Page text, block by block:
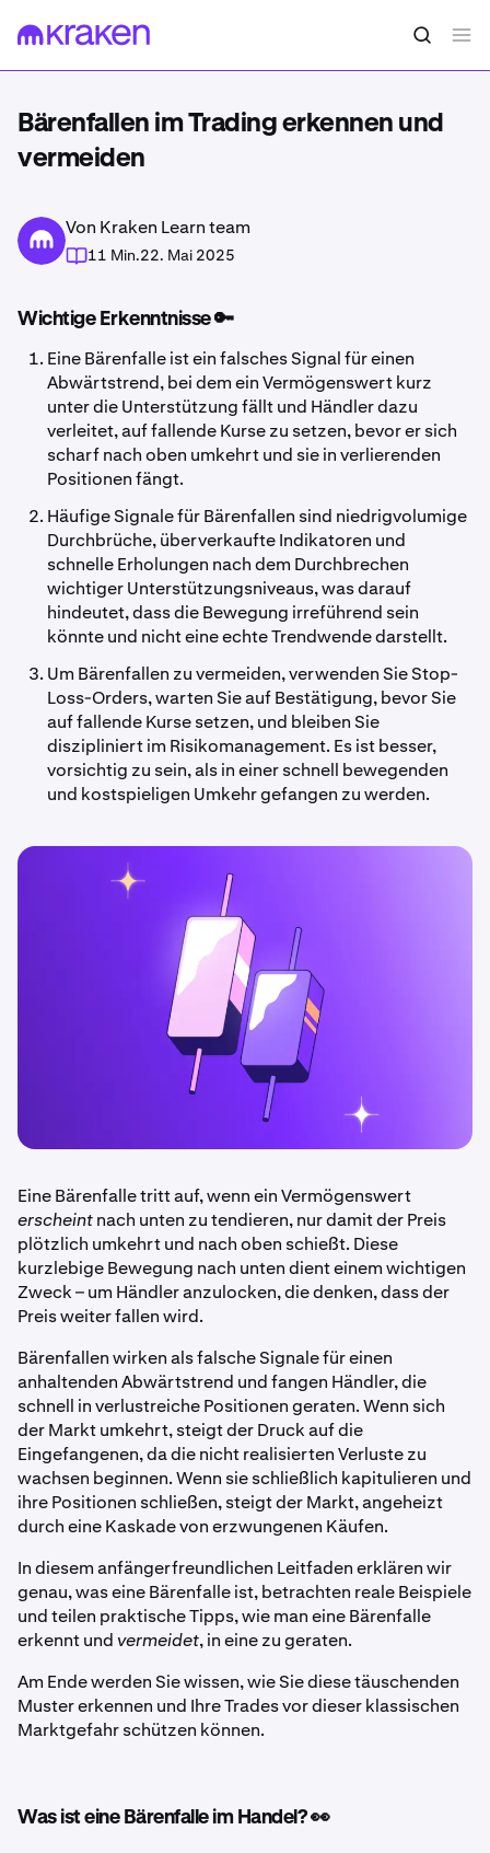
Bärenfallen im Trading erkennen und
vermeiden
Von Kraken Learn team
11 Min.22. Mai 2025
Wichtige Erkenntnisse 🔑
Eine Bärenfalle ist ein falsches Signal für einen
Abwärtstrend, bei dem ein Vermögenswert kurz
unter die Unterstützung fällt und Händler dazu
verleitet, auf fallende Kurse zu setzen, bevor er sich
scharf nach oben umkehrt und sie in verlierenden
Positionen fängt.
Häufige Signale für Bärenfallen sind niedrigvolumige
Durchbrüche, überverkaufte Indikatoren und
schnelle Erholungen nach dem Durchbrechen
wichtiger Unterstützungsniveaus, was darauf
hindeutet, dass die Bewegung irreführend sein
könnte und nicht eine echte Trendwende darstellt.
Um Bärenfallen zu vermeiden, verwenden Sie Stop-
Loss-Orders, warten Sie auf Bestätigung, bevor Sie
auf fallende Kurse setzen, und bleiben Sie
diszipliniert im Risikomanagement. Es ist besser,
vorsichtig zu sein, als in einer schnell bewegenden
und kostspieligen Umkehr gefangen zu werden.
Eine Bärenfalle tritt auf, wenn ein Vermögenswert
erscheintnach unten zu tendieren, nur damit der Preis
plötzlich umkehrt und nach oben schießt. Diese
kurzlebige Bewegung nach unten dient einem wichtigen
Zweck – um Händler anzulocken, die denken, dass der
Preis weiter fallen wird.
Bärenfallen wirken als falsche Signale für einen
anhaltenden Abwärtstrend und fangen Händler, die
schnell in verlustreiche Positionen geraten. Wenn sich
der Markt umkehrt, steigt der Druck auf die
Eingefangenen, da die nicht realisierten Verluste zu
wachsen beginnen. Wenn sie schließlich kapitulieren und
ihre Positionen schließen, steigt der Markt, angeheizt
durch eine Kaskade von erzwungenen Käufen.
In diesem anfängerfreundlichen Leitfaden erklären wir
genau, was eine Bärenfalle ist, betrachten reale Beispiele
und teilen praktische Tipps, wie man eine Bärenfalle
erkennt undvermeidet, in eine zu geraten.
Am Ende werden Sie wissen, wie Sie diese täuschenden
Muster erkennen und Ihre Trades vor dieser klassischen
Marktgefahr schützen können.
Was ist eine Bärenfalle im Handel? 👀